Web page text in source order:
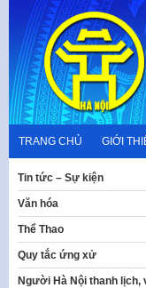
content
TRANG CHỦ GIỚI
Tin tức – Sự kiện
Văn hóa
Thể Thao
Quy tắc ứng xử
Người Hà Nội thanh lịch,